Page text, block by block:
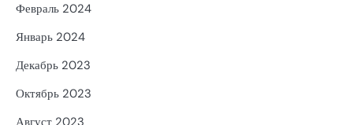
Февраль 2024
Январь 2024
Декабрь 2023
Октябрь 2023